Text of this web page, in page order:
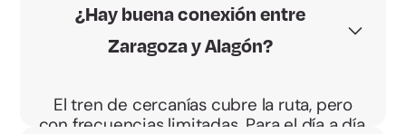
¿Hay buena conexión entre
Zaragoza y Alagón?
El tren de cercanías cubre la ruta, pero
con frecuencias limitadas. Para el día a día,